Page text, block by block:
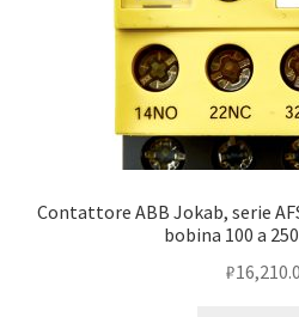
Contattore ABB Jokab, serie
bobina 100 a 250
₽